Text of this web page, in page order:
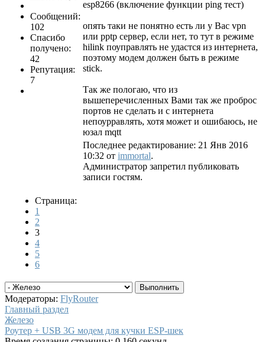
Сообщений:
102
Спасибо
получено:
42
Репутация:
7
esp8266 (включение функции ping тест)
опять таки не понятно есть ли у Вас vpn
или pptp сервер, если нет, то тут в режиме
hilink поуправлять не удастся из интернета,
поэтому модем должен быть в режиме
stick.
Так же пологаю, что из
вышеперечисленных Вами так же проброс
портов не сделать и с интернета
непоурравлять, хотя может и ошибаюсь, не
юзал mqtt
Последнее редактирование: 21 Янв 2016
10:32 от immortal.
Администратор запретил публиковать
записи гостям.
Страница:
1
2
3
4
5
6
Модераторы: FlyRouter
Главный раздел
Железо
Роутер + USB 3G модем для кучки ESP-шек